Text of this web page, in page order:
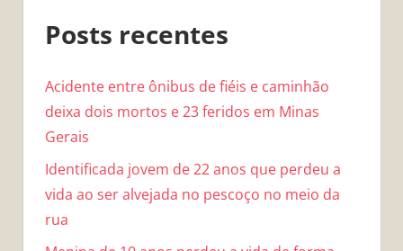
Posts recentes
Acidente entre ônibus de fiéis e caminhão
deixa dois mortos e 23 feridos em Minas
Gerais
Identificada jovem de 22 anos que perdeu a
vida ao ser alvejada no pescoço no meio da
rua